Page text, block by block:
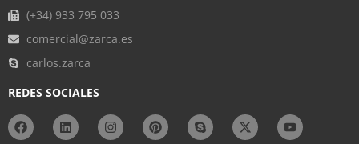
(+34) 933 795 033
comercial@zarca.es
carlos.zarca
REDES SOCIALES